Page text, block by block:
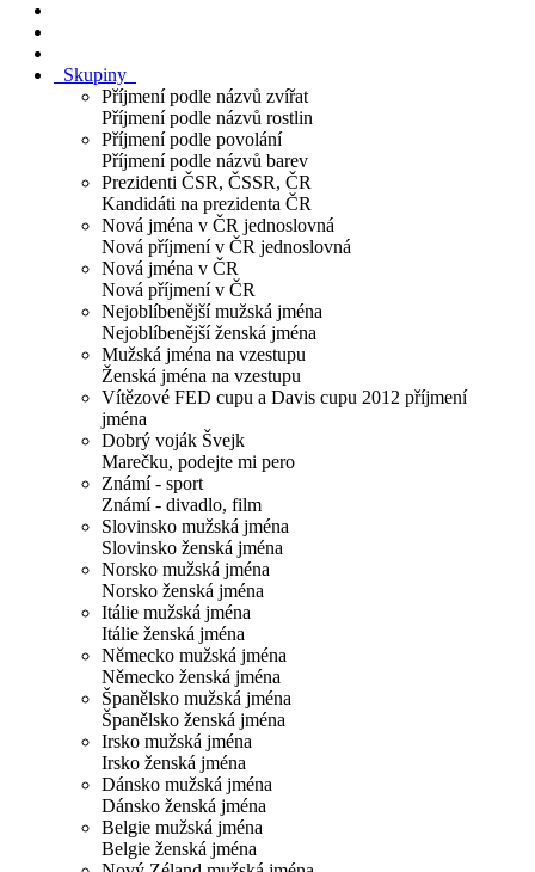
Skupiny
Příjmení podle názvů zvířat
Příjmení podle názvů rostlin
Příjmení podle povolání
Příjmení podle názvů barev
Prezidenti ČSR, ČSSR, ČR
Kandidáti na prezidenta ČR
Nová jména v ČR jednoslovná
Nová příjmení v ČR jednoslovná
Nová jména v ČR
Nová příjmení v ČR
Nejoblíbenější mužská jména
Nejoblíbenější ženská jména
Mužská jména na vzestupu
Ženská jména na vzestupu
Vítězové FED cupu a Davis cupu 2012 příjmení
jména
Dobrý voják Švejk
Marečku, podejte mi pero
Známí - sport
Známí - divadlo, film
Slovinsko mužská jména
Slovinsko ženská jména
Norsko mužská jména
Norsko ženská jména
Itálie mužská jména
Itálie ženská jména
Německo mužská jména
Německo ženská jména
Španělsko mužská jména
Španělsko ženská jména
Irsko mužská jména
Irsko ženská jména
Dánsko mužská jména
Dánsko ženská jména
Belgie mužská jména
Belgie ženská jména